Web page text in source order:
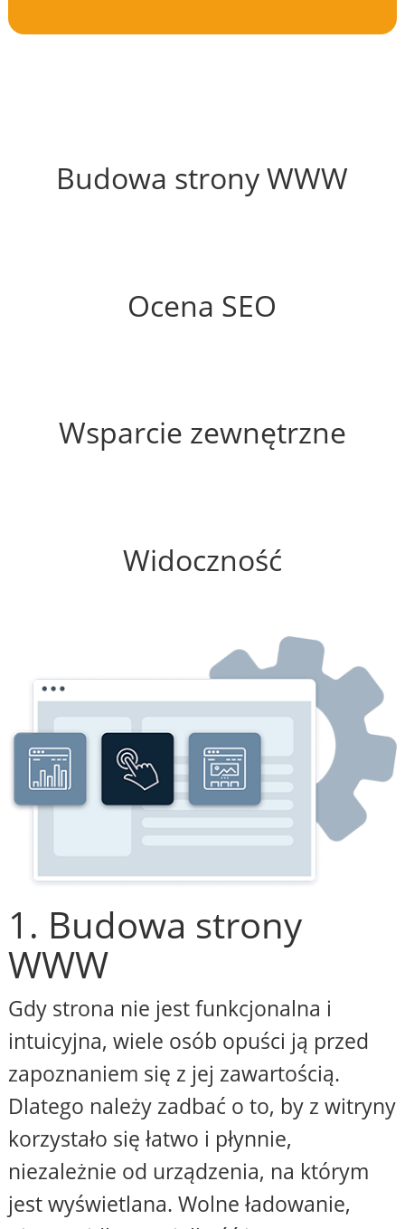
Budowa strony WWW
Ocena SEO
Wsparcie zewnętrzne
Widoczność
1. Budowa strony
WWW
Gdy strona nie jest funkcjonalna i
intuicyjna, wiele osób opuści ją przed
zapoznaniem się z jej zawartością.
Dlatego należy zadbać o to, by z witryny
korzystało się łatwo i płynnie,
niezależnie od urządzenia, na którym
jest wyświetlana. Wolne ładowanie,